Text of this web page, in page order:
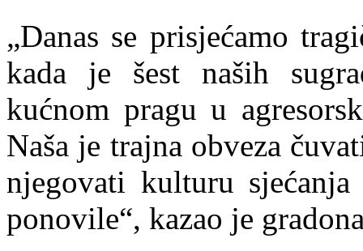
„Danas se prisjećamo
kada je šest naših
kućnom pragu u
Naša je trajna obveza
njegovati kulturu
ponovile“, kazao je